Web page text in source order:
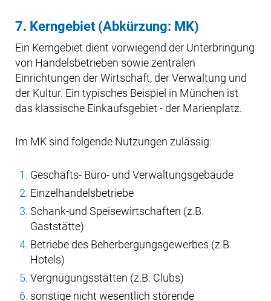
7. Kerngebiet (Abkürzung: MK)
Ein Kerngebiet dient vorwiegend der Unterbringung
von Handelsbetrieben sowie zentralen
Einrichtungen der Wirtschaft, der Verwaltung und
der Kultur. Ein typisches Beispiel in München ist
das klassische Einkaufsgebiet - der Marienplatz.
Im MK sind folgende Nutzungen zulässig:
Geschäfts- Büro- und Verwaltungsgebäude
Einzelhandelsbetriebe
Schank-und Speisewirtschaften (z.B.
Gaststätte)
Betriebe des Beherbergungsgewerbes (z.B.
Hotels)
Vergnügungsstätten (z.B. Clubs)
sonstige nicht wesentlich störende